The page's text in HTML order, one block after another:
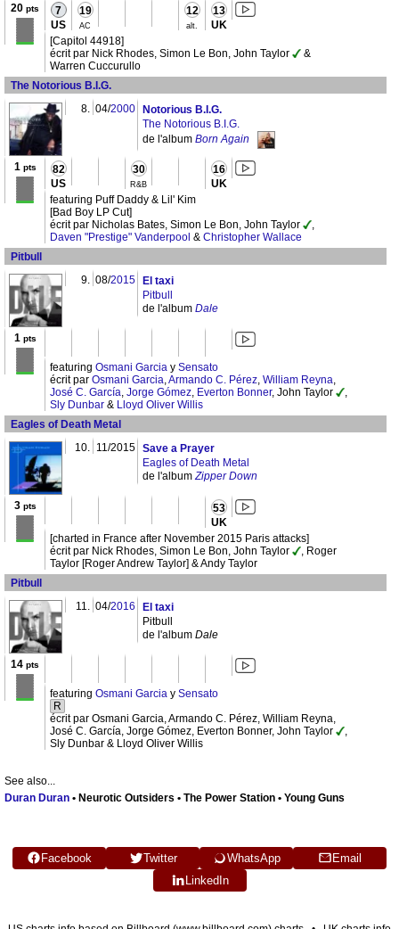
20 pts 7
US
19
AC
12
alt.
13
UK
[Capitol 44918]
écrit par Nick Rhodes, Simon Le Bon, John Taylor
&
Warren Cuccurullo
The Notorious B.I.G.
8.
04/2000 Notorious B.I.G.
The Notorious B.I.G.
de l'album Born Again
1 pts 82
US
30
R&B
16
UK
featuring Puff Daddy & Lil' Kim
[Bad Boy LP Cut]
écrit par Nicholas Bates, Simon Le Bon, John Taylor
Daven "Prestige" Vanderpool & Christopher Wallace
Pitbull
9.
08/2015 El taxi
Pitbull
de l'album Dale
1 pts
featuring Osmani Garcia y Sensato
écrit par Osmani Garcia Armando C. Pérez William Reyna
José C. García Jorge Gómez Everton Bonner, John Taylor
Sly Dunbar & Lloyd Oliver Willis
Eagles of Death Metal
10.
11/2015
Save a Prayer
Eagles of Death Metal
de l'album Zipper Down
3pts 53
UK
[charted in France after November 2015 Paris attacks]
écrit par Nick Rhodes, Simon Le Bon, John Taylor
, Roger
Taylor [Roger Andrew Taylor] & Andy Taylor
Pitbull
11.
04/2016
El taxi
Pitbull
de l'album Dale
14 pts
featuring Osmani Garcia y Sensato
R
écrit par Osmani Garcia, Armando C. Pérez, William Reyna,
José C. García, Jorge Gómez, Everton Bonner, John Taylor
Sly Dunbar & Lloyd Oliver Willis
See also...
Duran Duran • Neurotic Outsiders • The Power Station • Young Guns
Facebook Twitter WhatsApp
Email
LinkedIn